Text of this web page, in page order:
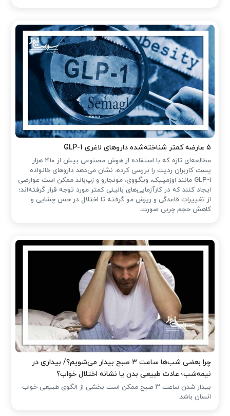
۵ عارضه کمتر شناخته‌شده داروهای لاغری GLP-1
مطالعه‌ای تازه که با استفاده از هوش مصنوعی بیش از ۴۱۰ هزار
پست کاربران ردیت را بررسی کرده، نشان می‌دهد داروهای خانواده
GLP-1 مانند اوزمپیک، ویگووی، مونجارو و زپ‌باند ممکن است عوارضی
ایجاد کنند که در کارآزمایی‌های بالینی کمتر مورد توجه قرار گرفته‌اند؛
از تغییرات قاعدگی و ریزش مو گرفته تا اختلال در حس چشایی و
کاهش حجم چربی صورت.
چرا بعضی شب‌ها ساعت ۳ صبح بیدار می‌شویم؟/ بیداری در
نیمه‌شب؛ عادت طبیعی بدن یا نشانه اختلال خواب؟
بیدار شدن ساعت ۳ صبح ممکن است بخشی از الگوی طبیعی خواب
انسان باشد.